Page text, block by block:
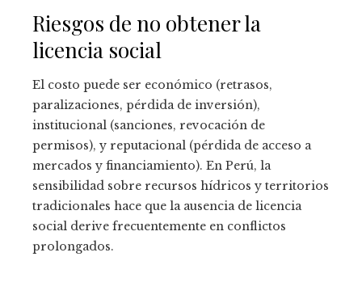
Riesgos de no obtener la
licencia social
El costo puede ser económico (retrasos,
paralizaciones, pérdida de inversión),
institucional (sanciones, revocación de
permisos), y reputacional (pérdida de acceso a
mercados y financiamiento). En Perú, la
sensibilidad sobre recursos hídricos y territorios
tradicionales hace que la ausencia de licencia
social derive frecuentemente en conflictos
prolongados.